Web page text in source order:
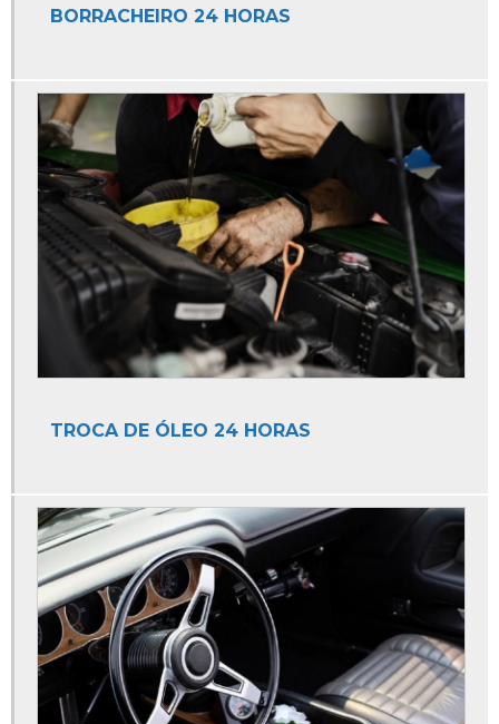
Auto Elétrica para Ar Condicionado
Auto Elétrica para Caminhão
Auto Elétrica para Carro
Auto Elétrica para Moto
Auto Elétrica Perto
Auto Elétrica Perto de Mim
Auto Elétrica Próximo a Mim
Auto Elétrica Vidros
Mecânica e Auto Elétrica
Mecânica e Auto Elétrica para Carros
Auto Socorros
Auto Socorro
Auto Socorro 24 Horas
Auto Socorro Borracharia
BORRACHEIRO 24 HORAS
TROCA DE ÓLEO 24 HORAS